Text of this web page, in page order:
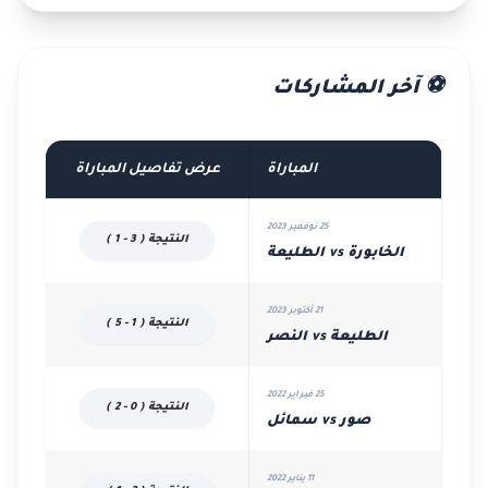
⚽ آخر المشاركات
المباراة عرض تفاصيل المباراة
25 نوفمبر 2023
الخابورة vs الطليعة
النتيجة ( 3 - 1 )
21 أكتوبر 2023
الطليعة vs النصر
النتيجة ( 1 - 5 )
25 فبراير 2022
صور vs سمائل
النتيجة ( 0 - 2 )
11 يناير 2022